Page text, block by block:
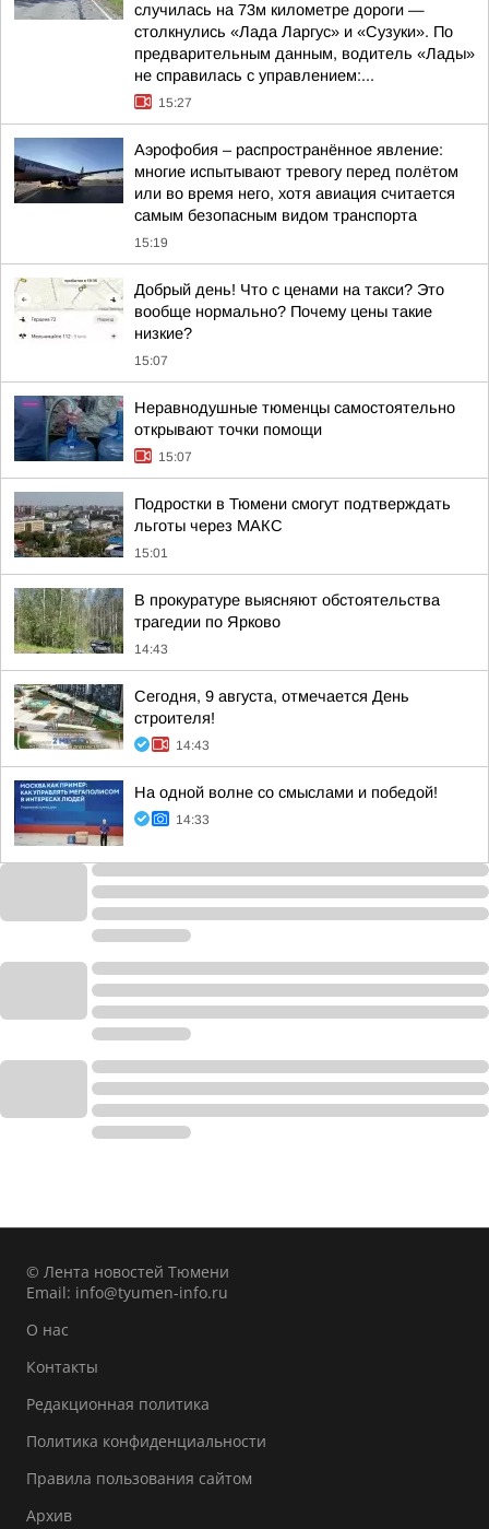
случилась на 73м километре дороги —
столкнулись «Лада Ларгус» и «Сузуки». По
предварительным данным, водитель «Лады»
не справилась с управлением:...
15:27
Аэрофобия – распространённое явление:
многие испытывают тревогу перед полётом
или во время него, хотя авиация считается
самым безопасным видом транспорта
15:19
Добрый день! Что с ценами на такси? Это
вообще нормально? Почему цены такие
низкие?
15:07
Неравнодушные тюменцы самостоятельно
открывают точки помощи
15:07
Подростки в Тюмени смогут подтверждать
льготы через MAКС
15:01
В прокуратуре выясняют обстоятельства
трагедии по Ярково
14:43
Сегодня, 9 августа, отмечается День
строителя!
14:43
На одной волне со смыслами и победой!
14:33
© Лента новостей Тюмени
Email: info@tyumen-info.ru
О нас
Контакты
Редакционная политика
Политика конфиденциальности
Правила пользования сайтом
Архив